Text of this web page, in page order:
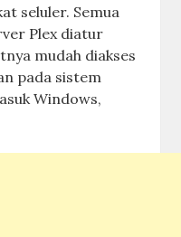
seluler. Semua
Plex diatur
mudah diakses
pada sistem
Windows,